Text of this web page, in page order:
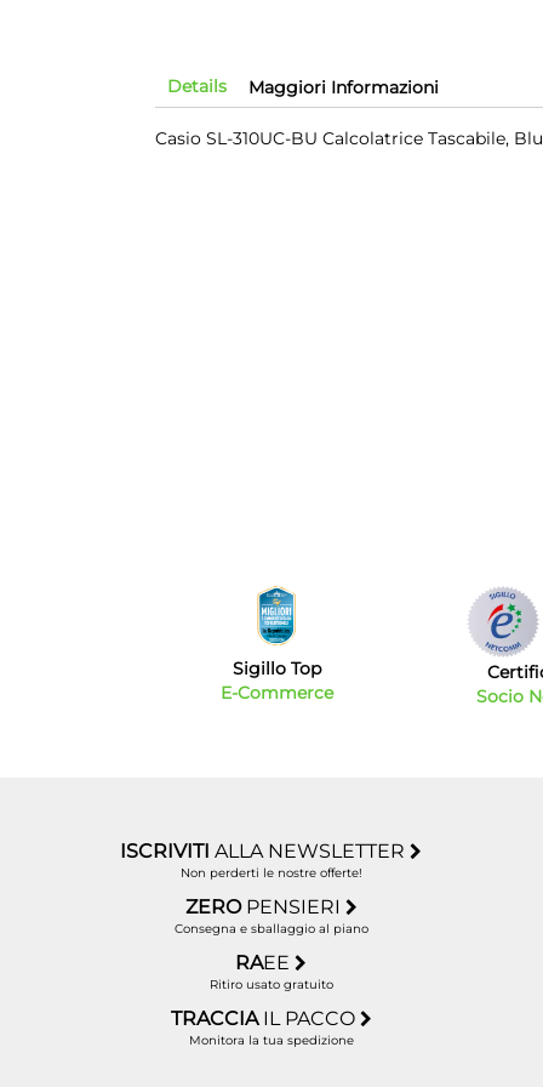
Details
Casio SL-310UC-BU Calcolatrice Tascabile, Blu
Maggiori Informazioni
Sigillo Top
E-Commerce
Socio
ISCRIVITIALLA NEWSLETTER
Non perderti le nostre offerte!
ZERO PENSIERI
Consegna e sballaggio al piano
RAEE
Ritiro usato gratuito
TRACCIA IL PACCO
Monitora la tua spedizione